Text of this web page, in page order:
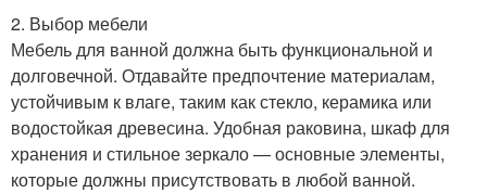
2. Выбор мебели
Мебель для ванной должна быть функциональной и
долговечной. Отдавайте предпочтение материалам,
устойчивым к влаге, таким как стекло, керамика или
водостойкая древесина. Удобная раковина, шкаф для
хранения и стильное зеркало — основные элементы,
которые должны присутствовать в любой ванной.